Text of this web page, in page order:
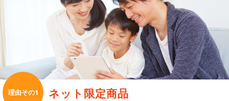
理由その1
ネット限定商品